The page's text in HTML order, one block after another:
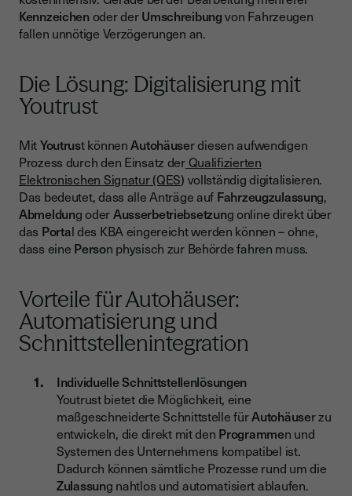
Kennzeichenoder derUmschreibungvon Fahrzeugen
fallen unnötige Verzögerungen an.
Die Lösung: Digitalisierung mit
Youtrust
MitYoutrust könnenAutohäuser diesen aufwendigen
Prozess durch den Einsatz derQualifizierten
Elektronischen Signatur (QES) vollständig digitalisieren.
Das bedeutet, dass alle Anträge auf Fahrzeugzulassung,
Abmeldung oderAusserbetriebsetzung online direkt über
das Portal des KBA eingereicht werden können – ohne,
dass eine Person physisch zur Behörde fahren muss.
Vorteile für Autohäuser:
Automatisierung und
Schnittstellenintegration
Individuelle Schnittstellenlösungen
Youtrust bietet die Möglichkeit, eine
maßgeschneiderte Schnittstelle fürAutohäuser zu
entwickeln, die direkt mit den Programmen und
Systemen des Unternehmens kompatibel ist.
Dadurch können sämtliche Prozesse rund um die
Zulassung nahtlos und automatisiert ablaufen.